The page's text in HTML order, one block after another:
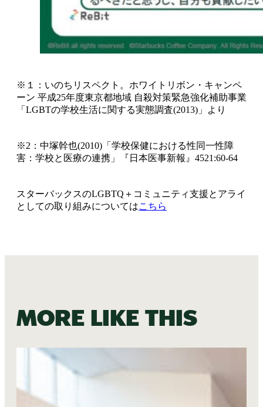
※１：いのちリスペクト。ホワイトリボン・キャンペ
ーン 平成25年度東京都地域 自殺対策緊急強化補助事業
「LGBTの学校生活に関する実態調査(2013)」より
※2：中塚幹也(2010)「学校保健における性同一性障
害：学校と医療の連携」『日本医事新報』4521:60-64
スターバックスのLGBTQ＋コミュニティ支援とアライ
としての取り組みについてはこちら
More like this